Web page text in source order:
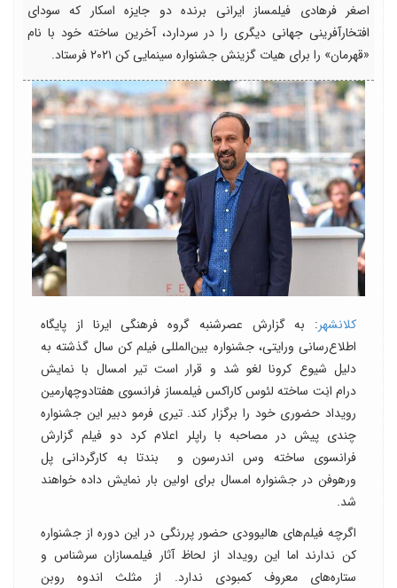
اصغر فرهادی فیلمساز ایرانی برنده دو جایزه اسکار که سودای
افتخارآفرینی جهانی دیگری را در سردارد، آخرین ساخته خود با نام
«قهرمان» را برای هیات گزینش جشنواره سینمایی کن ۲۰۲۱ فرستاد.
کلانشهر: به گزارش عصرشنبه گروه فرهنگی ایرنا از پایگاه
اطلاع‌رسانی ورایتی، جشنواره بین‌المللی فیلم کن سال گذشته به
دلیل شیوع کرونا لغو شد و قرار است تیر امسال با نمایش
درام انِت ساخته لئوس کاراکس فیلمساز فرانسوی هفتادوچهارمین
رویداد حضوری خود را برگزار کند. تیری فرمو دبیر این جشنواره
چندی پیش در مصاحبه با راپلر اعلام کرد دو فیلم گزارش
فرانسوی ساخته وس اندرسون و بندتا به کارگردانی پل
ورهوفن در جشنواره امسال برای اولین بار نمایش داده خواهند
شد.
اگرچه فیلم‌های هالیوودی حضور پررنگی در این دوره از جشنواره
کن ندارند اما این رویداد از لحاظ آثار فیلمسازان سرشناس و
ستاره‌های معروف کمبودی ندارد. از مثلث اندوه روبن